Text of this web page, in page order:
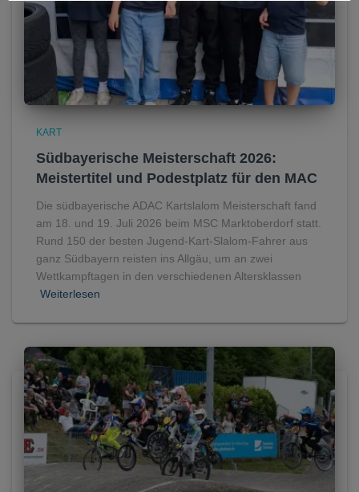
KART
Südbayerische Meisterschaft 2026:
Meistertitel und Podestplatz für den MAC
Die südbayerische ADAC Kartslalom Meisterschaft fand
am 18. und 19. Juli 2026 beim MSC Marktoberdorf statt.
Rund 150 der besten Jugend-Kart-Slalom-Fahrer aus
ganz Südbayern reisten ins Allgäu, um an zwei
Wettkampftagen in den verschiedenen Altersklassen
Weiterlesen